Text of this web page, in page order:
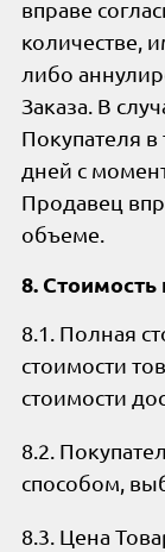
вправе
количестве,
либо
Заказа. В
Покупателя
дней с
Продавец
объеме.
8.
8.1. Полная
стоимости
стоимости
8.2.
способом,
8.3. Цена